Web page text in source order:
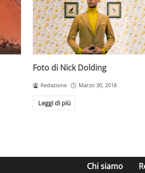
Foto di Nick Dolding
Redazione Marzo 30, 2018
Leggi di più
Chi siamo